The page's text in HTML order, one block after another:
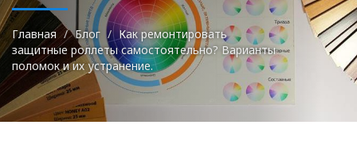
Главная Блог
Как ремонтировать
защитные роллеты самостоятельно? Варианты
поломок и их устранение.